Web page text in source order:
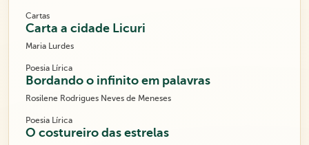
Cartas
Carta a cidade Licuri
Maria Lurdes
Poesia Lírica
Bordando o infinito em palavras
Rosilene Rodrigues Neves de Meneses
Poesia Lírica
O costureiro das estrelas